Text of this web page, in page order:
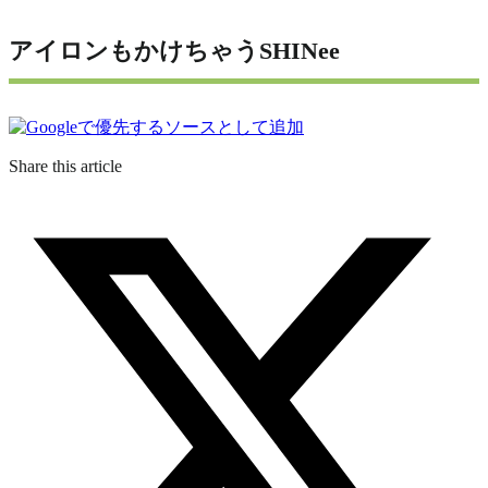
アイロンもかけちゃうSHINee
Share this article